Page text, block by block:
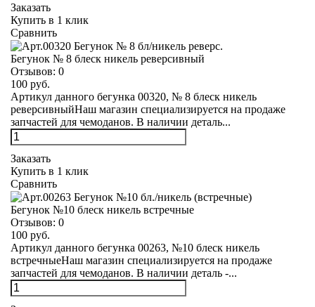
Заказать
Купить в 1 клик
Сравнить
Бегунок № 8 блеск никель реверсивный
Отзывов: 0
100 руб.
Артикул данного бегунка 00320, № 8 блеск никель
реверсивныйНаш магазин специализируется на продаже
запчастей для чемоданов. В наличии деталь...
Заказать
Купить в 1 клик
Сравнить
Бегунок №10 блеск никель встречные
Отзывов: 0
100 руб.
Артикул данного бегунка 00263, №10 блеск никель
встречныеНаш магазин специализируется на продаже
запчастей для чемоданов. В наличии деталь -...